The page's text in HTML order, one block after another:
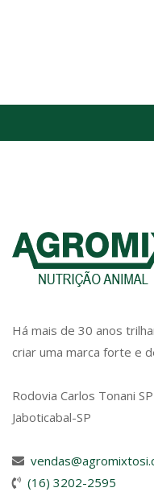
Há mais de 30 anos
criar uma marca forte e
Rodovia Carlos Tonani
Jaboticabal-SP
(16) 3202-2595